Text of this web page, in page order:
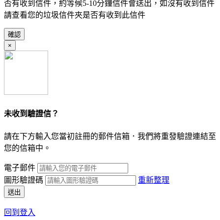
否有收到信件，約等候5-10分鐘信件會送出，如沒有收到信件
請查看您的垃圾信件夾是否有收到此信件
確認
×
未收到驗證信？
請在下方輸入您當初註冊的郵件信箱．我們將重發驗證連結至
您的信箱中。
電子郵件
圖形驗證碼
重新整理
送出
回到登入